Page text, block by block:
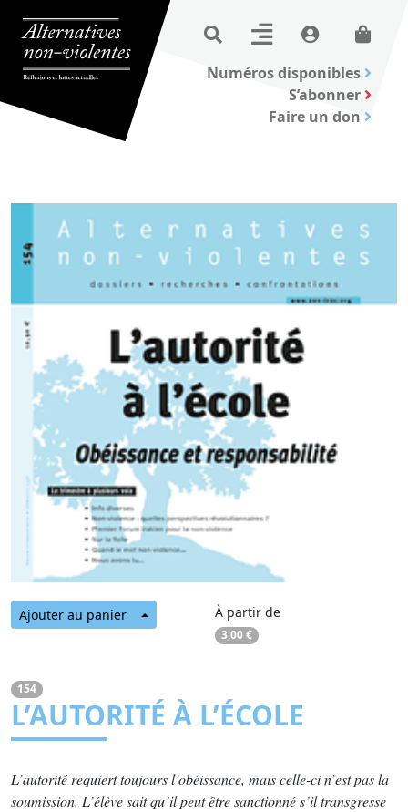
Numéros disponibles
S’abonner
Faire un don
Ajouter au panier À partir de
3,00 €
154
L’AUTORITÉ À L’ÉCOLE
L’autorité requiert toujours l’obéissance, mais celle-ci n’est pas la
soumission. L’élève sait qu’il peut être sanctionné s’il transgresse